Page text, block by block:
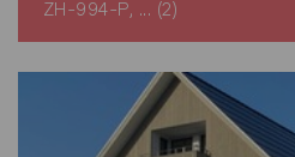
ZH-994-P, ... (2)